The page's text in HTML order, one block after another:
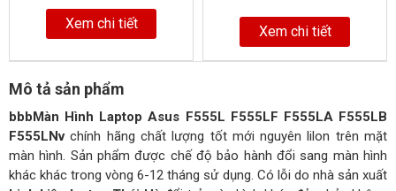
of
Xem chi tiết
of
Xem chi tiết
Mô tả sản phẩm
bbbMàn Hình Laptop Asus F555L F555LF F555LA F555LB
F555LNvchính hãng chất lượng tốt mới nguyên lilon trên mặt
màn hình. Sản phẩm được chế độ bảo hành đổi sang màn hình
khác khác trong vòng 6-12 tháng sử dụng. Có lỗi do nhà sản xuất